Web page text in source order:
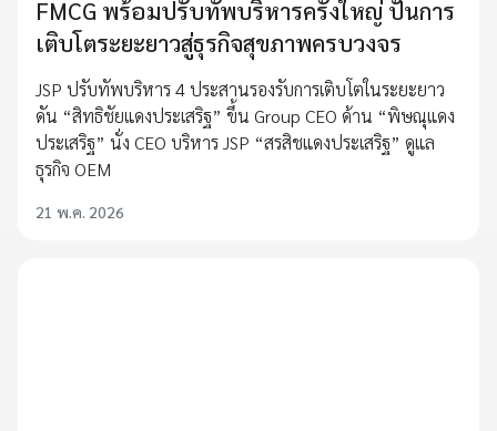
FMCG พร้อมปรับทัพบริหารครั้งใหญ่ ปั้นการ
เติบโตระยะยาวสู่ธุรกิจสุขภาพครบวงจร
JSP ปรับทัพบริหาร 4 ประสานรองรับการเติบโตในระยะยาว
ดัน “สิทธิชัยแดงประเสริฐ” ขึ้น Group CEO ด้าน “พิษณุแดง
ประเสริฐ” นั่ง CEO บริหาร JSP “สรสิชแดงประเสริฐ” ดูแล
ธุรกิจ OEM
21 พ.ค. 2026